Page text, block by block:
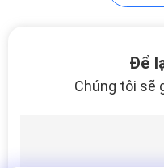
Bộ thử
Để
Chúng tôi sẽ